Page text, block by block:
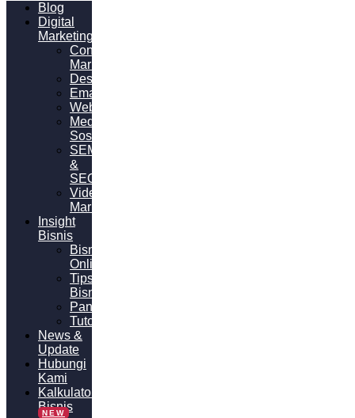
Blog
Digital
Marketing
Content
Marketing
Desain
Email
Website
Media
Sosial
SEM
&
SEO
Video
Marketing
Insight
Bisnis
Bisnis
Online
Tips
Bisnis
Panduan
Tutorial
News &
Update
Hubungi
Kami
Kalkulator
Bisnis
NEW